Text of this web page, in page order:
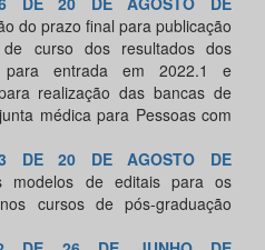
do prazo final para publicação
de curso dos resultados dos
para entrada em 2022.1 e
realização das bancas de
médica para Pessoas com
DE 20 DE AGOSTO DE
modelos de editais para os
cursos de pós-graduação